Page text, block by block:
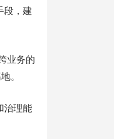
段，建
业务的
。
治理能